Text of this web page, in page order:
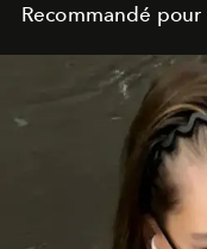
Recommandé pour